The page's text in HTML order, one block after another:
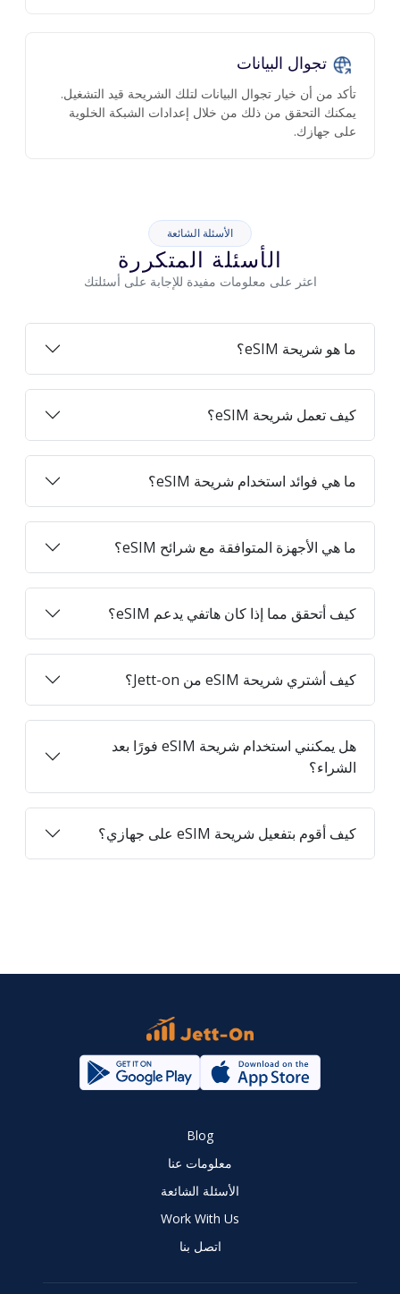
تجوال البيانات
تأكد من أن خيار تجوال البيانات لتلك الشريحة قيد التشغيل.
يمكنك التحقق من ذلك من خلال إعدادات الشبكة الخلوية
على جهازك.
الأسئلة الشائعة
الأسئلة المتكررة
اعثر على معلومات مفيدة للإجابة على أسئلتك
ما هو شريحة eSIM؟
كيف تعمل شريحة eSIM؟
ما هي فوائد استخدام شريحة eSIM؟
ما هي الأجهزة المتوافقة مع شرائح eSIM؟
كيف أتحقق مما إذا كان هاتفي يدعم eSIM؟
كيف أشتري شريحة eSIM من Jett-on؟
هل يمكنني استخدام شريحة eSIM فورًا بعد
الشراء؟
كيف أقوم بتفعيل شريحة eSIM على جهازي؟
Blog
معلومات عنا
الأسئلة الشائعة
Work With Us
اتصل بنا